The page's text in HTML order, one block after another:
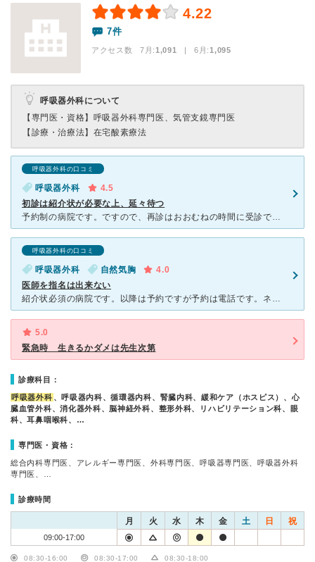
4.22
7件
アクセス数 7月:1,091 | 6月:1,095
呼吸器外科について
【専門医・資格】 呼吸器外科専門医、気管支鏡専門医
【診療・治療法】 在宅酸素療法
呼吸器外科の口コミ
呼吸器外科
4.5
初診は紹介状が必要な上、延々待つ
予約制の病院です。ですので、再診はおおむねの時間に受診できます。 初診はつらいです。 朝9時からの通し番号がA、10時からがB、11時からはｃ・・・ 初診の予約なしがZです。 基本は予約で
呼吸器外科の口コミ
呼吸器外科 自然気胸
4.0
医師を指名は出来ない
紹介状必須の病院です。以降は予約ですが予約は電話です。ネットで自分で行うことはできないです。電話応対しながら予約が完了します（平日昼間のみ）。 先生を選ぶことができないのは難点でしょうか。曜日で医師
5.0
緊急時 生きるかダメは先生次第
診療科目：
呼吸器外科 、呼吸器内科、循環器内科、腎臓内科、緩和ケア（ホスピス）、心
臓血管外科、消化器外科、脳神経外科、整形外科、リハビリテーション科、眼
科、耳鼻咽喉科、…
専門医・資格：
総合内科専門医、アレルギー専門医、外科専門医、呼吸器専門医、呼吸器外科
専門医、…
診療時間
月 火 水 木 金 土 日 祝
09:00-17:00
08:30-16:00 08:30-17:00 08:30-18:00